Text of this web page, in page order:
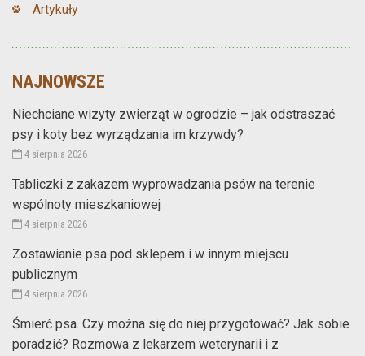
Artykuły
NAJNOWSZE
Niechciane wizyty zwierząt w ogrodzie – jak odstraszać
psy i koty bez wyrządzania im krzywdy?
4 sierpnia 2026
Tabliczki z zakazem wyprowadzania psów na terenie
wspólnoty mieszkaniowej
4 sierpnia 2026
Zostawianie psa pod sklepem i w innym miejscu
publicznym
4 sierpnia 2026
Śmierć psa. Czy można się do niej przygotować? Jak sobie
poradzić? Rozmowa z lekarzem weterynarii i z